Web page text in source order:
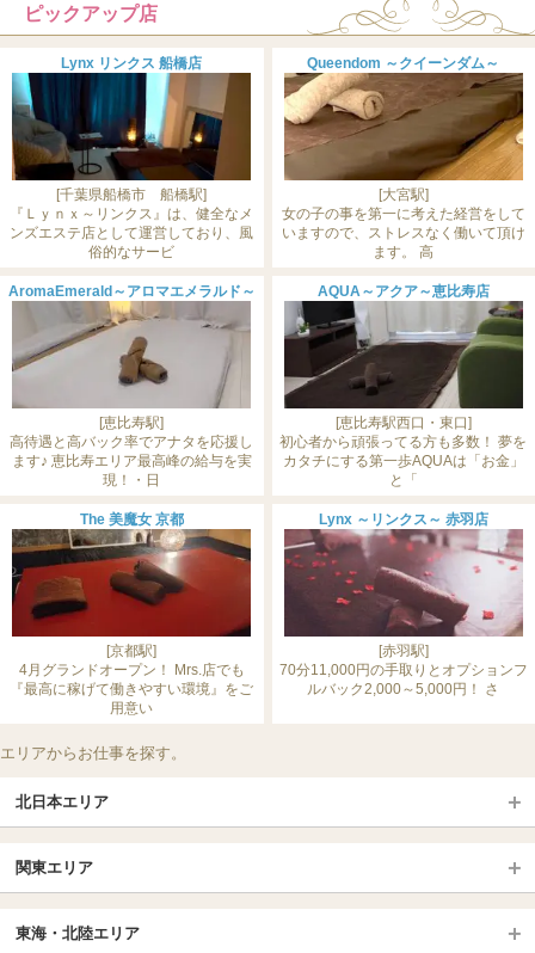
たとき。 思うように売上が伸び...
ピックアップ店
Lynx リンクス 船橋店
[千葉県船橋市 船橋駅]
『Ｌｙｎｘ～リンクス』は、健全なメ
ンズエステ店として運営しており、風
俗的なサービ
Queendom ～クイーンダム～
[大宮駅]
女の子の事を第一に考えた経営をして
いますので、ストレスなく働いて頂け
ます。 高
AromaEmerald～アロマエメラルド～
[恵比寿駅]
高待遇と高バック率でアナタを応援し
ます♪ 恵比寿エリア最高峰の給与を実
現！・日
AQUA～アクア～恵比寿店
[恵比寿駅西口・東口]
初心者から頑張ってる方も多数！ 夢を
カタチにする第一歩AQUAは「お金」
と「
The 美魔女 京都
[京都駅]
4月グランドオープン！ Mrs.店でも
『最高に稼げて働きやすい環境』をご
用意い
Lynx ～リンクス～ 赤羽店
[赤羽駅]
70分11,000円の手取りとオプションフ
ルバック2,000～5,000円！ さ
エリアからお仕事を探す。
北日本エリア
北海道（札幌・旭川・函館）
青森
岩手 (盛岡・北上)
関東エリア
東海・北陸エリア